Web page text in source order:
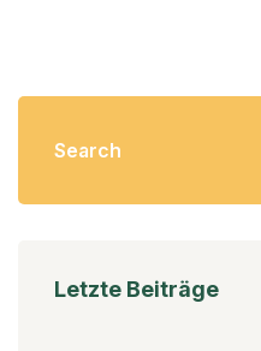
Letzte Beiträge